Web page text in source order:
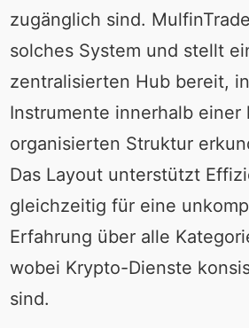
zugänglich sind.
solches System und stellt
zentralisierten Hub bereit,
Instrumente innerhalb einer
organisierten Struktur
Das Layout unterstützt
gleichzeitig für eine
Erfahrung über alle
wobei Krypto-Dienste
sind.